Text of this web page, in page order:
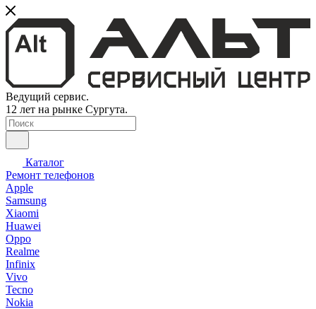
Ведущий сервис.
12 лет на рынке Сургута.
Каталог
Ремонт телефонов
Apple
Samsung
Xiaomi
Huawei
Oppo
Realme
Infinix
Vivo
Tecno
Nokia